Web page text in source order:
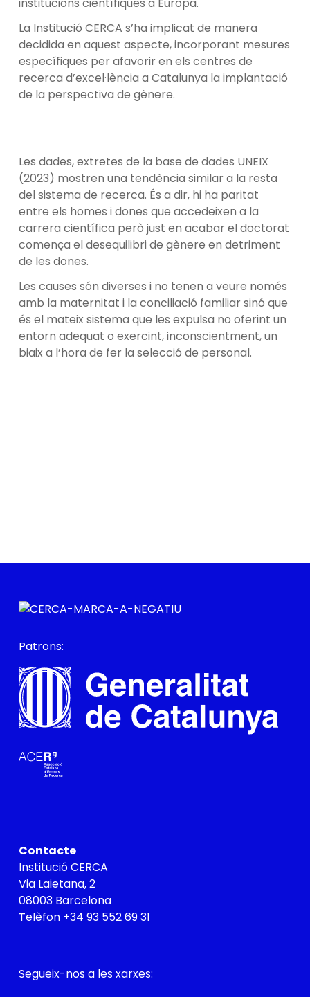
institucions científiques a Europa.
La Institució CERCA s’ha implicat de manera
decidida en aquest aspecte, incorporant mesures
específiques per afavorir en els centres de
recerca d’excel·lència a Catalunya la implantació
de la perspectiva de gènere.
Les dades, extretes de la base de dades UNEIX
(2023) mostren una tendència similar a la resta
del sistema de recerca. És a dir, hi ha paritat
entre els homes i dones que accedeixen a la
carrera científica però just en acabar el doctorat
comença el desequilibri de gènere en detriment
de les dones.
Les causes són diverses i no tenen a veure només
amb la maternitat i la conciliació familiar sinó que
és el mateix sistema que les expulsa no oferint un
entorn adequat o exercint, inconscientment, un
biaix a l’hora de fer la selecció de personal.
Patrons:
Contacte
Institució CERCA
Via Laietana, 2
08003 Barcelona
Telèfon +34 93 552 69 31
Segueix-nos a les xarxes: